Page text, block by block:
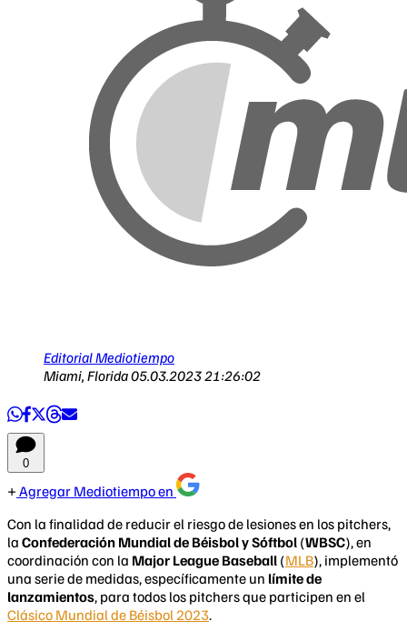
Editorial Mediotiempo
Miami, Florida05.03.2023 21:26:02
0
Agregar Mediotiempo en
Con la finalidad de reducir el riesgo de lesiones en los pitchers,
la Confederación Mundial de Béisbol y Sóftbol (WBSC), en
coordinación con la Major League Baseball (MLB), implementó
una serie de medidas, específicamente un límite de
lanzamientos, para todos los pitchers que participen en el
Clásico Mundial de Béisbol 2023.